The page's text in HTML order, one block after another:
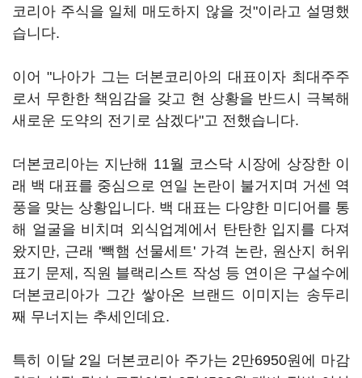
코리아 주식을 일체 매도하지 않을 것"이라고 설명했
습니다.
이어 "나아가 그는 더본코리아의 대표이자 최대주주
로서 무한한 책임감을 갖고 현 상황을 반드시 극복해
새로운 도약의 전기로 삼겠다"고 전했습니다.
더본코리아는 지난해 11월 코스닥 시장에 상장한 이
래 백 대표를 중심으로 연일 논란이 불거지며 거센 역
풍을 맞는 상황입니다. 백 대표는 다양한 미디어를 통
해 얼굴을 비치며 외식업계에서 탄탄한 입지를 다져
왔지만, 근래 '빽햄 선물세트' 가격 논란, 원산지 허위
표기 문제, 직원 블랙리스트 작성 등 연이은 구설수에
더본코리아가 그간 쌓아온 브랜드 이미지는 송두리
째 무너지는 추세인데요.
특히 이달 2일 더본코리아 주가는 2만6950원에 마감